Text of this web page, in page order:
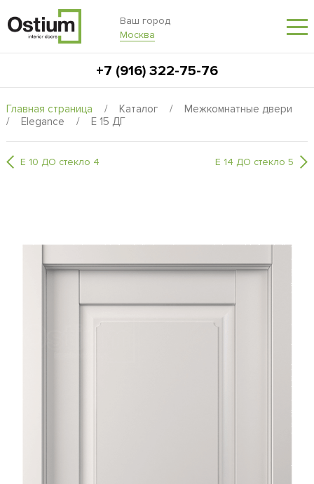
Ваш город
Москва
+7 (916) 322-75-76
Главная страница / Каталог /
Межкомнатные двери
/
Elegance / E 15 ДГ
E 10 ДО стекло 4 E 14 ДО стекло 5